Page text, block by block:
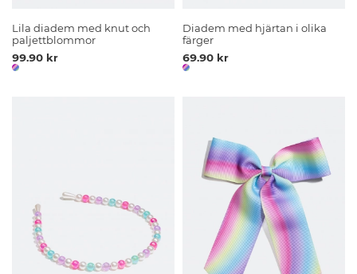
Lila diadem med knut och
paljettblommor
99.90 kr
Diadem med hjärtan i olika
färger
69.90 kr